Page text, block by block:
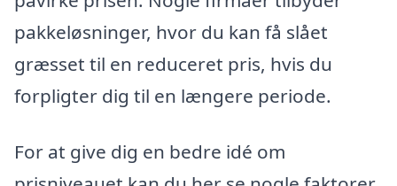
pakkeløsninger, hvor du kan få slået
græsset til en reduceret pris, hvis du
forpligter dig til en længere periode.
For at give dig en bedre idé om